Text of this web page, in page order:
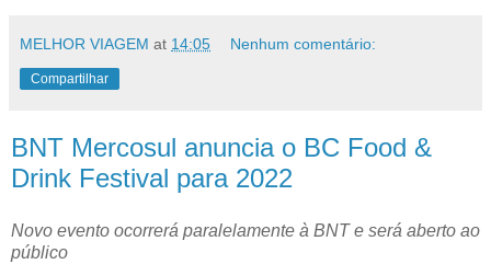
MELHOR VIAGEM at 14:05 Nenhum comentário:
Compartilhar
BNT Mercosul anuncia o BC Food &
Drink Festival para 2022
Novo evento ocorrerá paralelamente à BNT e será aberto ao
público